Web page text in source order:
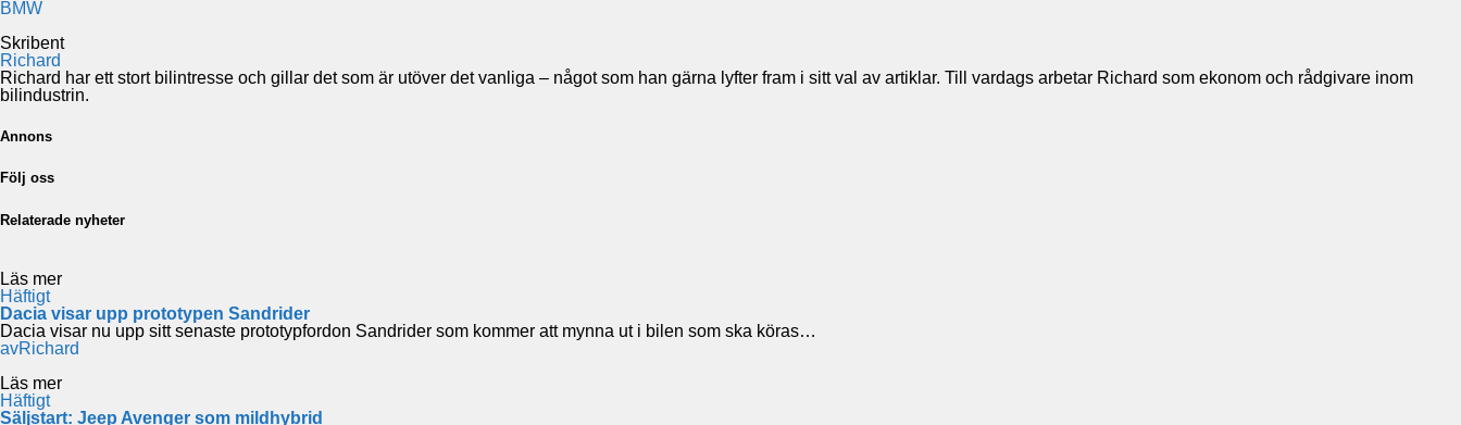
BMW
Skribent
Richard
Richard har ett stort bilintresse och gillar det som är utöver det vanliga – något som han gärna lyfter fram i sitt val av artiklar. Till vardags arbetar Richard som ekonom och rådgivare inom
bilindustrin.
Annons
Följ oss
Relaterade nyheter
Läs mer
Häftigt
Dacia visar upp prototypen Sandrider
Dacia visar nu upp sitt senaste prototypfordon Sandrider som kommer att mynna ut i bilen som ska köras…
avRichard
Läs mer
Häftigt
Säljstart: Jeep Avenger som mildhybrid